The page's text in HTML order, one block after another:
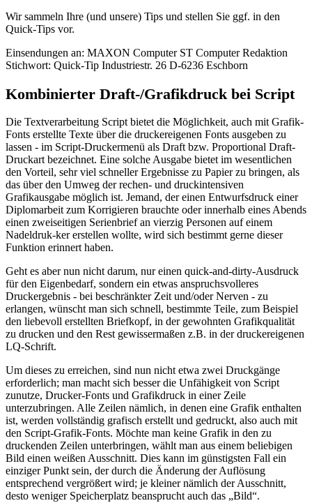
Wir sammeln Ihre (und unsere) Tips und stellen Sie ggf. in den
Quick-Tips vor.
Einsendungen an: MAXON Computer ST Computer Redaktion
Stichwort: Quick-Tip Industriestr. 26 D-6236 Eschborn
Kombinierter Draft-/Grafikdruck bei Script
Die Textverarbeitung Script bietet die Möglichkeit, auch mit Grafik-
Fonts erstellte Texte über die druckereigenen Fonts ausgeben zu
lassen - im Script-Druckermenü als Draft bzw. Proportional Draft-
Druckart bezeichnet. Eine solche Ausgabe bietet im wesentlichen
den Vorteil, sehr viel schneller Ergebnisse zu Papier zu bringen, als
das über den Umweg der rechen- und druckintensiven
Grafikausgabe möglich ist. Jemand, der einen Entwurfsdruck einer
Diplomarbeit zum Korrigieren brauchte oder innerhalb eines Abends
einen zweiseitigen Serienbrief an vierzig Personen auf einem
Nadeldruk-ker erstellen wollte, wird sich bestimmt gerne dieser
Funktion erinnert haben.
Geht es aber nun nicht darum, nur einen quick-and-dirty-Ausdruck
für den Eigenbedarf, sondern ein etwas anspruchsvolleres
Druckergebnis - bei beschränkter Zeit und/oder Nerven - zu
erlangen, wünscht man sich schnell, bestimmte Teile, zum Beispiel
den liebevoll erstellten Briefkopf, in der gewohnten Grafikqualität
zu drucken und den Rest gewissermaßen z.B. in der druckereigenen
LQ-Schrift.
Um dieses zu erreichen, sind nun nicht etwa zwei Druckgänge
erforderlich; man macht sich besser die Unfähigkeit von Script
zunutze, Drucker-Fonts und Grafikdruck in einer Zeile
unterzubringen. Alle Zeilen nämlich, in denen eine Grafik enthalten
ist, werden vollständig grafisch erstellt und gedruckt, also auch mit
den Script-Grafik-Fonts. Möchte man keine Grafik in den zu
druckenden Zeilen unterbringen, wählt man aus einem beliebigen
Bild einen weißen Ausschnitt. Dies kann im günstigsten Fall ein
einziger Punkt sein, der durch die Änderung der Auflösung
entsprechend vergrößert wird; je kleiner nämlich der Ausschnitt,
desto weniger Speicherplatz beansprucht auch das „Bild“.